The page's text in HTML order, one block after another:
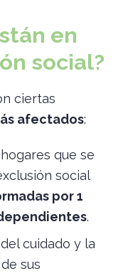
en
social?
ciertas
afectados:
que se
social
por 1
.
cuidado y la
sus